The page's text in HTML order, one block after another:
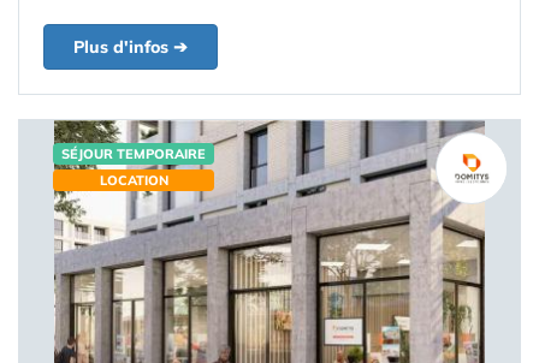
Plus d'infos ➔
SÉJOUR TEMPORAIRE
LOCATION